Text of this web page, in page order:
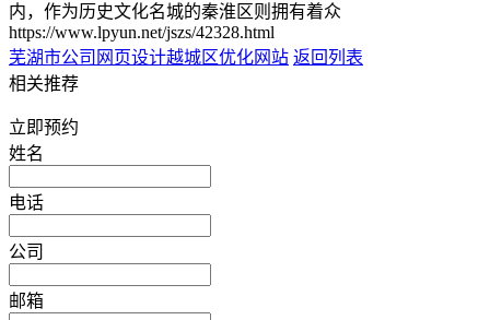
内，作为历史文化名城的秦淮区则拥有着众
https://www.lpyun.net/jszs/42328.html
芜湖市公司网页设计越城区优化网站 返回列表
相关推荐
立即预约
姓名
电话
公司
邮箱